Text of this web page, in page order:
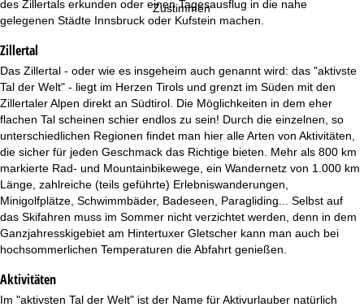
Zustimmen
des Zillertals erkunden oder einen Tagesausflug in die nahe
gelegenen Städte Innsbruck oder Kufstein machen.
Zillertal
Das Zillertal - oder wie es insgeheim auch genannt wird: das "aktivste
Tal der Welt" - liegt im Herzen Tirols und grenzt im Süden mit den
Zillertaler Alpen direkt an Südtirol. Die Möglichkeiten in dem eher
flachen Tal scheinen schier endlos zu sein! Durch die einzelnen, so
unterschiedlichen Regionen findet man hier alle Arten von Aktivitäten,
die sicher für jeden Geschmack das Richtige bieten. Mehr als 800 km
markierte Rad- und Mountainbikewege, ein Wandernetz von 1.000 km
Länge, zahlreiche (teils geführte) Erlebniswanderungen,
Minigolfplätze, Schwimmbäder, Badeseen, Paragliding... Selbst auf
das Skifahren muss im Sommer nicht verzichtet werden, denn in dem
Ganzjahresskigebiet am Hintertuxer Gletscher kann man auch bei
hochsommerlichen Temperaturen die Abfahrt genießen.
Aktivitäten
Im "aktivsten Tal der Welt" ist der Name für Aktivurlauber natürlich